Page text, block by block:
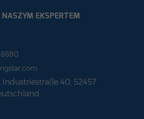
EKSPERTEM
Industriestraße 40, 52457